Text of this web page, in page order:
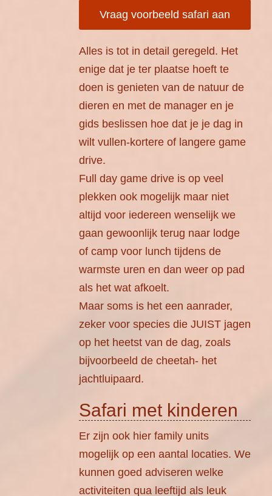
Vraag voorbeeld safari aan
Alles is tot in detail geregeld. Het
enige dat je ter plaatse hoeft te
doen is genieten van de natuur de
dieren en met de manager en je
gids beslissen hoe dat je je dag in
wilt vullen-kortere of langere game
drive.
Full day game drive is op veel
plekken ook mogelijk maar niet
altijd voor iedereen wenselijk we
gaan gewoonlijk terug naar lodge
of camp voor lunch tijdens de
warmste uren en dan weer op pad
als het wat afkoelt.
Maar soms is het een aanrader,
zeker voor species die JUIST jagen
op het heetst van de dag, zoals
bijvoorbeeld de cheetah- het
jachtluipaard.
Safari met kinderen
Er zijn ook hier family units
mogelijk op een aantal locaties. We
kunnen goed adviseren welke
activiteiten qua leeftijd als leuk